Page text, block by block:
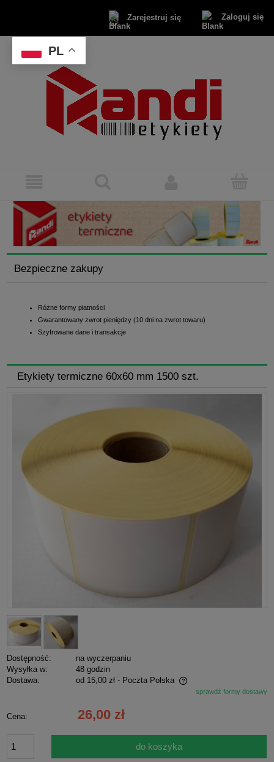
Zarejestruj się Zaloguj się
Bezpieczne zakupy
Różne formy płatności
Gwarantowany zwrot pieniędzy (10 dni na zwrot towaru)
Szyfrowane dane i transakcje
Etykiety termiczne 60x60 mm 1500 szt.
Dostępność:
na wyczerpaniu
Wysyłka w:
48 godzin
Dostawa:
od 15,00 zł - Poczta Polska
Cena nie zawiera ewentualnych kosztów płatnościsprawdź formy dostawy
Cena: 26,00 zł
do koszyka
PL